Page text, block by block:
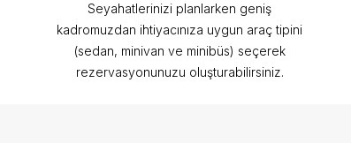
Seyahatlerinizi planlarken geniş
kadromuzdan ihtiyacınıza uygun araç tipini
(sedan, minivan ve minibüs) seçerek
rezervasyonunuzu oluşturabilirsiniz.